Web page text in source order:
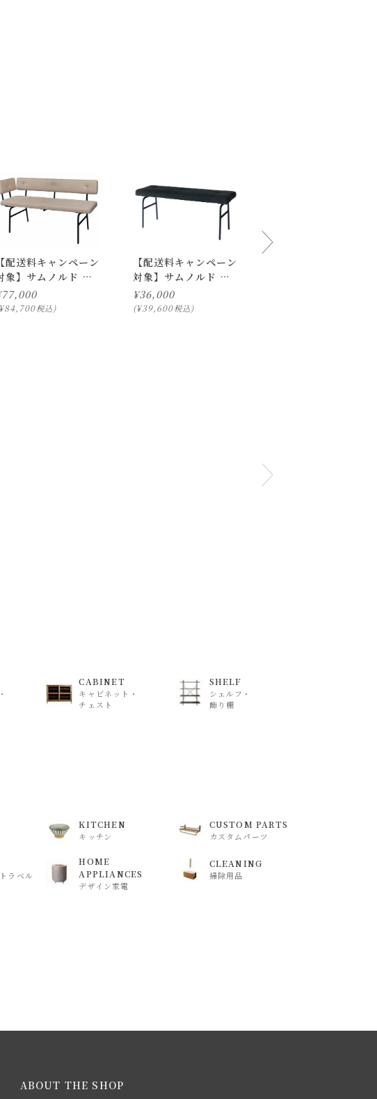
す。
のでご了承下さいませ 。
くださいます様宜しくお願い致します。
ざいます。ご了承ください。
【配送料キャンペーン
象】サムノルド ベ
チ ソファ アーム
ライト/レフト）
77,000
84,700税込
【配送料キャンペーン
対象】サムノルド ク
ッション ベンチ
¥36,000
¥39,600税込
CABINET
キャビネット・
チェスト
SHELF
シェルフ・
飾り棚
KITCHEN
キッチン
CUSTOM PARTS
カスタムパーツ
ラベル
HOME
APPLIANCES
デザイン家電
CLEANING
掃除用品
ABOUT THE SHOP